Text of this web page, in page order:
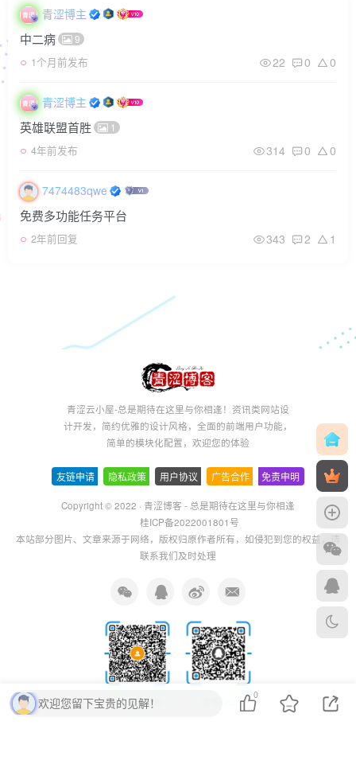
青涩博主
中二病 9
1个月前发布 22 0 0
青涩博主
英雄联盟首胜 1
4年前发布 314 0 0
7474483qwe
免费多功能任务平台
2年前回复 343 2 1
青涩云小屋-总是期待在这里与你相逢！资讯类网站设
计开发，简约优雅的设计风格，全面的前端用户功能，
简单的模块化配置，欢迎您的体验
友链申请 隐私政策 用户协议 广告合作 免责申明
Copyright © 2022 · 青涩博客 - 总是期待在这里与你相逢
桂ICP备2022001801号
本站部分图片、文章来源于网络，版权归原作者所有，如侵犯到您的权益，请
联系我们及时处理
扫码加QQ群
欢迎您留下宝贵的见解！
0